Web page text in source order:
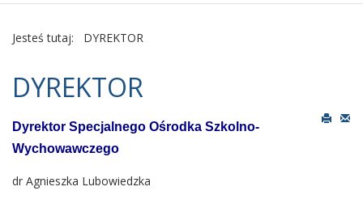
Jesteś tutaj: DYREKTOR
DYREKTOR
Dyrektor Specjalnego Ośrodka Szkolno-
Wychowawczego
dr Agnieszka Lubowiedzka